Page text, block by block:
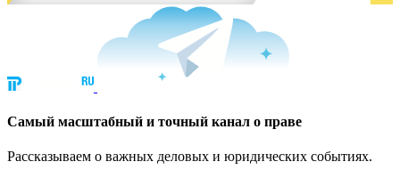
Cамый масштабный и точный канал о праве
Рассказываем о важных деловых и юридических событиях.